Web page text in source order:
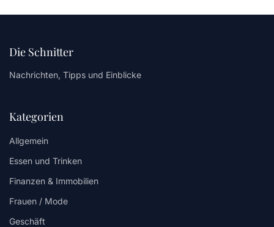
Die Schnitter
Nachrichten, Tipps und Einblicke
Kategorien
Allgemein
Essen und Trinken
Finanzen & Immobilien
Frauen / Mode
Geschäft